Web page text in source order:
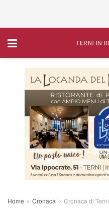
Home Cronaca Cronaca di Terni